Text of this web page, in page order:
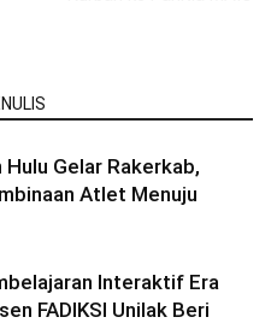
Hulu Gelar Rakerkab,
Atlet Menuju
Interaktif Era
FADIKSI Unilak Beri